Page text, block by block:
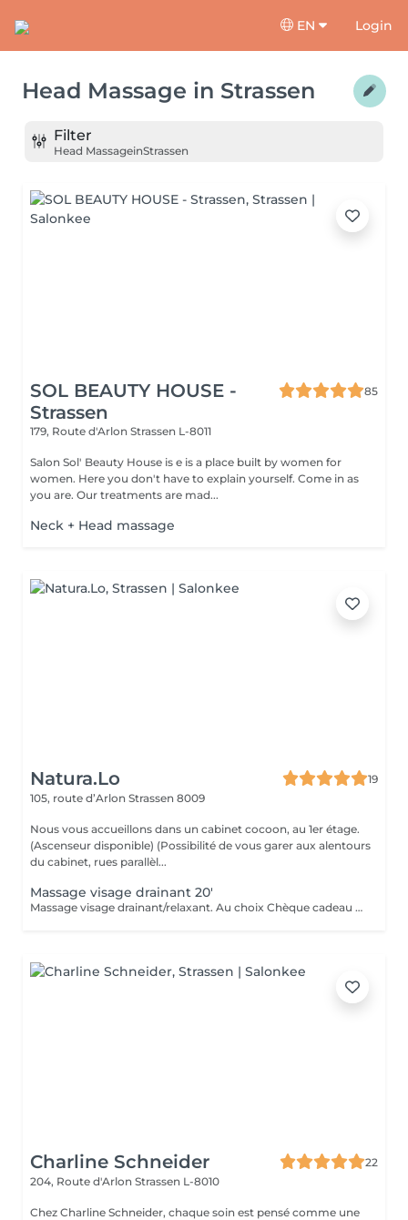
EN Login
Head Massage in Strassen
Filter
Head MassageinStrassen
SOL BEAUTY HOUSE -
Strassen
85
179, Route d'Arlon Strassen L-8011
Salon Sol' Beauty House is e is a place built by women for
women. Here you don't have to explain yourself. Come in as
you are. Our treatments are mad...
Neck + Head massage
Natura.Lo
19
105, route d’Arlon Strassen 8009
Nous vous accueillons dans un cabinet cocoon, au 1er étage.
(Ascenseur disponible) (Possibilité de vous garer aux alentours
du cabinet, rues parallèl...
Massage visage drainant 20'
Massage visage drainant/relaxant. Au choix Chèque cadeau disponible (Montant de votre choix, celui-ci est à indiquer lors de votre demande)
Charline Schneider
22
204, Route d'Arlon Strassen L-8010
Chez Charline Schneider, chaque soin est pensé comme une